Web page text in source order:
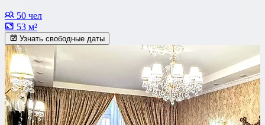
50 чел
53 м²
Узнать свободные даты